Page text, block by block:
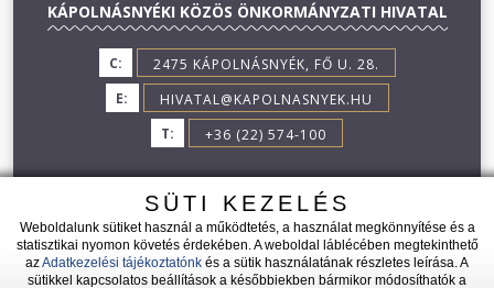
KÁPOLNÁSNYÉKI KÖZÖS ÖNKORMÁNYZATI HIVATAL
C:
2475 KÁPOLNÁSNYÉK, FŐ U. 28.
E:
HIVATAL@KAPOLNASNYEK.HU
T:
+36 (22) 574-100
2026 © KÁPOLNÁSNYÉK - MINDEN JOG FENNTARTVA!
SÜTI KEZELÉS
Weboldalunk sütiket használ a működtetés, a használat megkönnyítése és a
statisztikai nyomon követés érdekében. A weboldal láblécében megtekinthető
azAdatkezelési tájékoztatónk és a sütik használatának részletes leírása. A
sütikkel kapcsolatos beállítások a későbbiekben bármikor módosíthatók a